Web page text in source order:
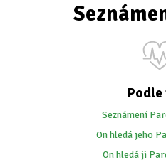
Podle
Seznámení
On hledá jeho
On hledá ji